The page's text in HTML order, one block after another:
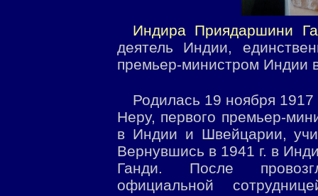
Индира Приядаршини
деятель Индии,
премьер-министром Индии
Родилась 19 ноября
Неру, первого премьер-
в Индии и Швейцарии,
Вернувшись в 1941 г. в
Ганди. После
официальной